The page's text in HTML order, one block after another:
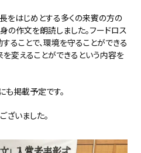
をはじめとする多くの来賓の方の
の作文を朗読しました。フードロス
ることで、環境を守ることができる
を変えることができるという内容を
掲載予定です。
ざいました。